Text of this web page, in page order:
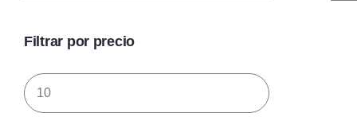
Filtrar por precio
Precio
mínimo